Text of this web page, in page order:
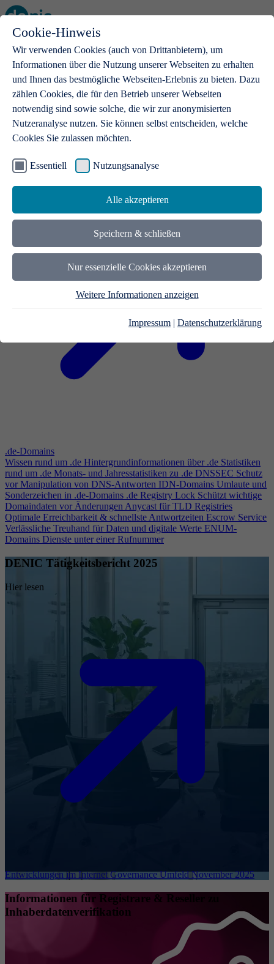
Cookie-Hinweis
Wir verwenden Cookies (auch von Drittanbietern), um
Informationen über die Nutzung unserer Webseiten zu erhalten
und Ihnen das bestmögliche Webseiten-Erlebnis zu bieten. Dazu
zählen Cookies, die für den Betrieb unserer Webseiten
notwendig sind sowie solche, die wir zur anonymisierten
Nutzeranalyse nutzen. Sie können selbst entscheiden, welche
Cookies Sie zulassen möchten.
Essentiell Nutzungsanalyse
Alle akzeptieren
Speichern & schließen
Nur essenzielle Cookies akzeptieren
Weitere Informationen anzeigen
Impressum | Datenschutzerklärung
Open main menu
.de-Domains
Mit einer .de-Domain erhalten Ideen eine Bühne
.de-Domains
Wissen rund um .de Hintergrundinformationen über .de Statistiken
rund um .de Monats- und Jahresstatistiken zu .de DNSSEC Schutz
vor Manipulation von DNS-Antworten IDN-Domains Umlaute und
Sonderzeichen in .de-Domains .de Registry Lock Schützt wichtige
Domaindaten vor ÄnderungenAnycast für TLD Registries
Optimale Erreichbarkeit & schnellste Antwortzeiten Escrow Service
Verlässliche Treuhand für Daten und digitale Werte ENUM-
Domains Dienste unter einer Rufnummer
DENIC Tätigkeitsbericht 2025
Hier lesen
Entwicklungen im Internet Governance Umfeld November 2025
Informationen für Registrare & Reseller zu
Inhaberdatenverifikation